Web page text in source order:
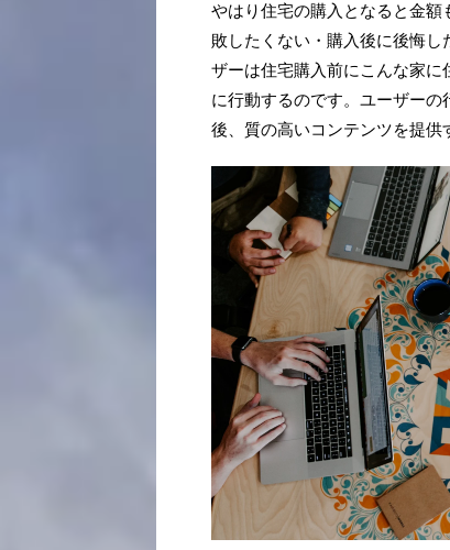
やはり住宅の購入となると金
敗したくない・購入後に後悔
ザーは住宅購入前にこんな家
に行動するのです。ユーザー
後、質の高いコンテンツを提供